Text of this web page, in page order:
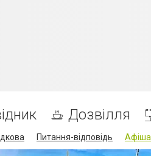
Дозвілля
Питання-відповідь Афіша